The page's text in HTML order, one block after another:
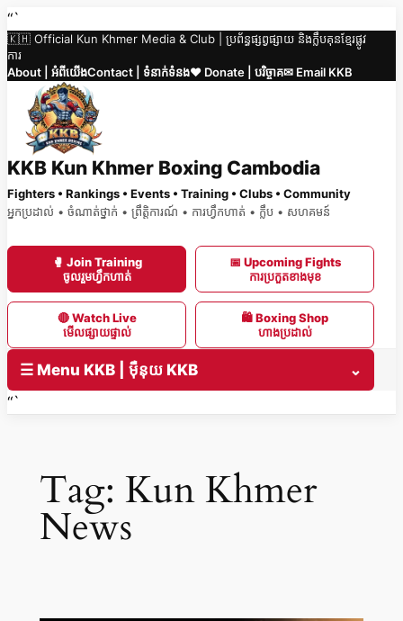
Skip
to
content
“`
🇰🇭 Official Kun Khmer Media & Club | ប្រព័ន្ធផ្សព្វផ្សាយ និងក្លឹបគុនខ្មែរផ្លូវ
ការ
About | អំពីយើងContact | ទំនាក់ទំនង❤️ Donate | បរិច្ចាគ✉ Email KKB
KKB Kun Khmer Boxing Cambodia
Fighters • Rankings • Events • Training • Clubs • Community
អ្នកប្រដាល់ • ចំណាត់ថ្នាក់ • ព្រឹត្តិការណ៍ • ការហ្វឹកហាត់ • ក្លឹប • សហគមន៍
🥊 Join Training
ចូលរួមហ្វឹកហាត់
📅 Upcoming Fights
ការប្រកួតខាងមុខ
🔴 Watch Live
មើលផ្សាយផ្ទាល់
🛍 Boxing Shop
ហាងប្រដាល់
☰ Menu KKB | ម៉ឺនុយ KKB
⌄
“`
Tag: Kun Khmer
News